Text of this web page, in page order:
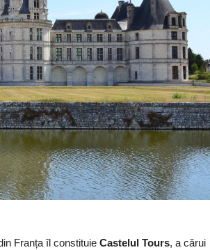
Franța îl constituie Castelul Tours, a cărui